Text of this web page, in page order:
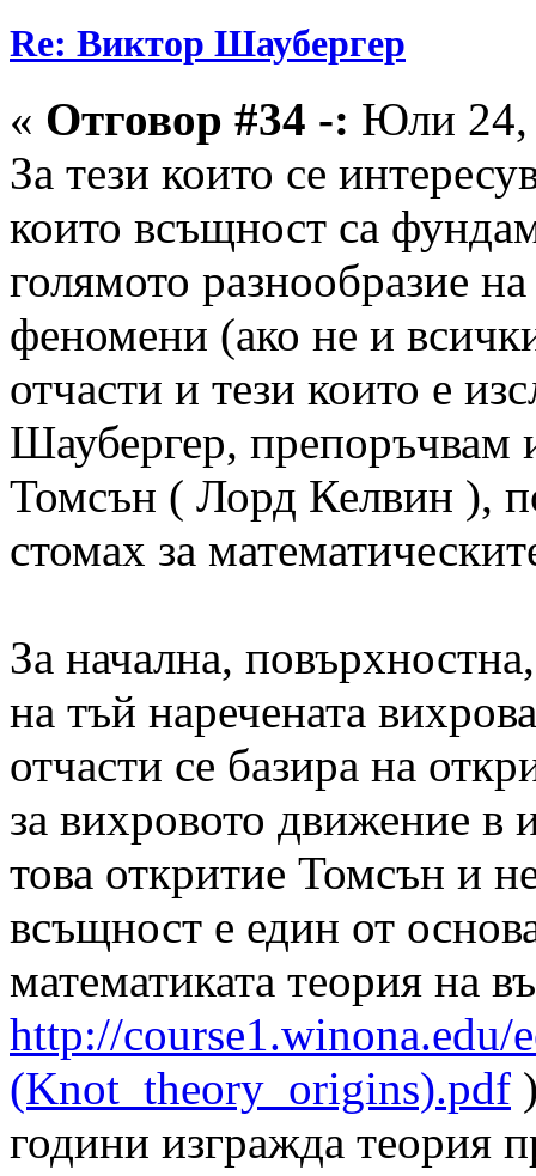
Re: Виктор Шаубергер
« Отговор #34 -: Юли 24,
За тези които се
които всъщност са
голямото разнообразие
феномени (ако не и
отчасти и тези които е
Шаубергер, препоръчвам
Томсън ( Лорд Келвин ),
стомах за
За начална,
на тъй наречената
отчасти се базира на
за вихровото движение в
това откритие Томсън и
всъщност е един от
математиката теория на
http://course1.winona.edu/
(Knot_theory_origins).pdf
години изгражда теория